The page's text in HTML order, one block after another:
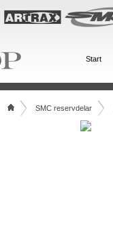
Start
SMC reservdelar